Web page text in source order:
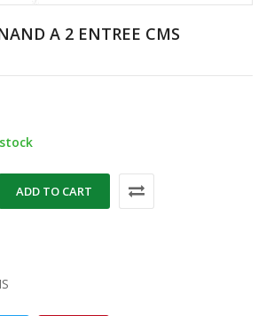
A 2 ENTREE CMS
ADD TO CART